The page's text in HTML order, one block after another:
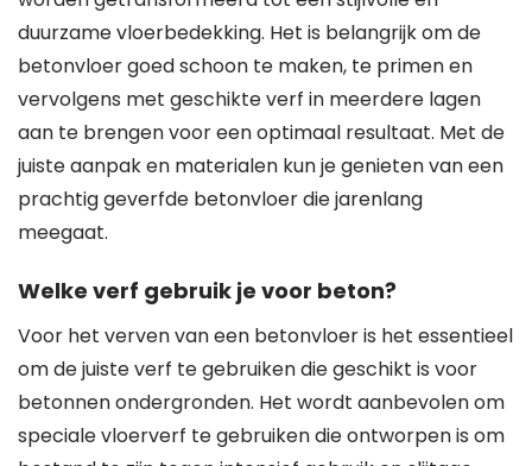
duurzame vloerbedekking. Het is belangrijk om de
betonvloer goed schoon te maken, te primen en
vervolgens met geschikte verf in meerdere lagen
aan te brengen voor een optimaal resultaat. Met de
juiste aanpak en materialen kun je genieten van een
prachtig geverfde betonvloer die jarenlang
meegaat.
Welke verf gebruik je voor beton?
Voor het verven van een betonvloer is het essentieel
om de juiste verf te gebruiken die geschikt is voor
betonnen ondergronden. Het wordt aanbevolen om
speciale vloerverf te gebruiken die ontworpen is om